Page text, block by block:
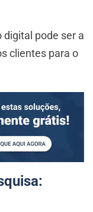
digital pode ser a
clientes para o